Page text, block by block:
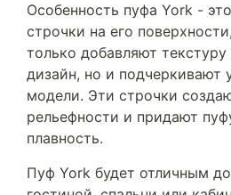
Особенность пуфа York -
строчки на его
только добавляют
дизайн, но и подчеркивают
модели. Эти строчки
рельефности и придают
плавность.
Пуф York будет отличным